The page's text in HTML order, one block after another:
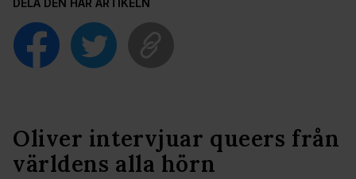
DELA DEN HÄR ARTIKELN
Oliver intervjuar queers från
världens alla hörn